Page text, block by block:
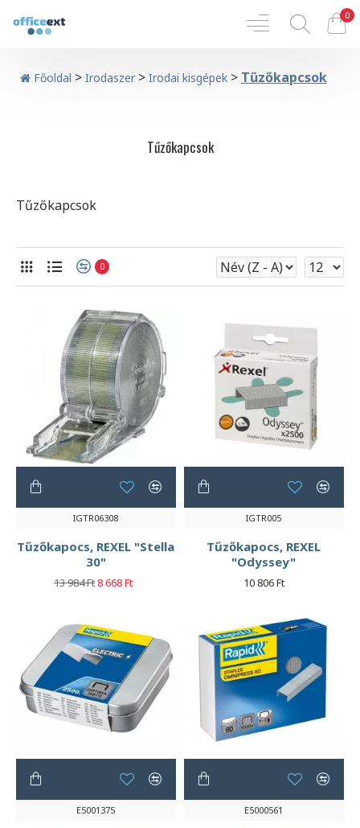
0
Főoldal > Irodaszer> Irodai kisgépek > Tűzőkapcsok
Tűzőkapcsok
Tűzőkapcsok
0
IGTR06308
Tűzőkapocs, REXEL "Stella
30"
13 984 Ft8 668 Ft
IGTR005
Tűzőkapocs, REXEL
"Odyssey"
10 806 Ft
E5001375 E5000561